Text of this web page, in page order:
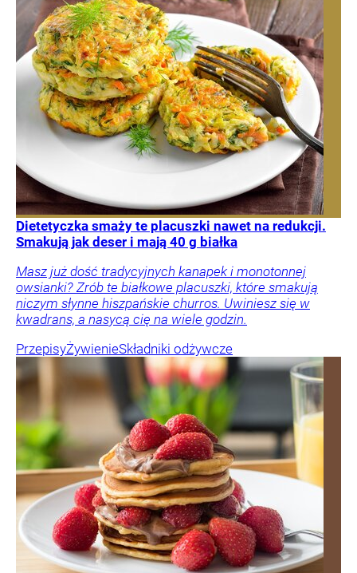
Dietetyczka smaży te placuszki nawet na redukcji.
Smakują jak deser i mają 40 g białka
Masz już dość tradycyjnych kanapek i monotonnej
owsianki? Zrób te białkowe placuszki, które smakują
niczym słynne hiszpańskie churros. Uwiniesz się w
kwadrans, a nasycą cię na wiele godzin.
PrzepisyŻywienieSkładniki odżywcze